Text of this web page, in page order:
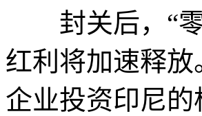
封关后，“零
红利将加速释
企业投资印尼